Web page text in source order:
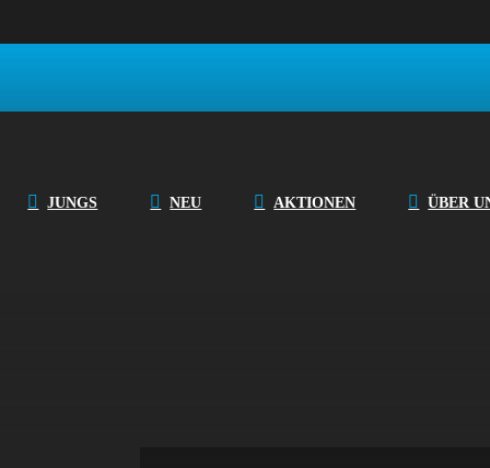
JUNGS NEU AKTIONEN ÜBER
T-Shirt Top